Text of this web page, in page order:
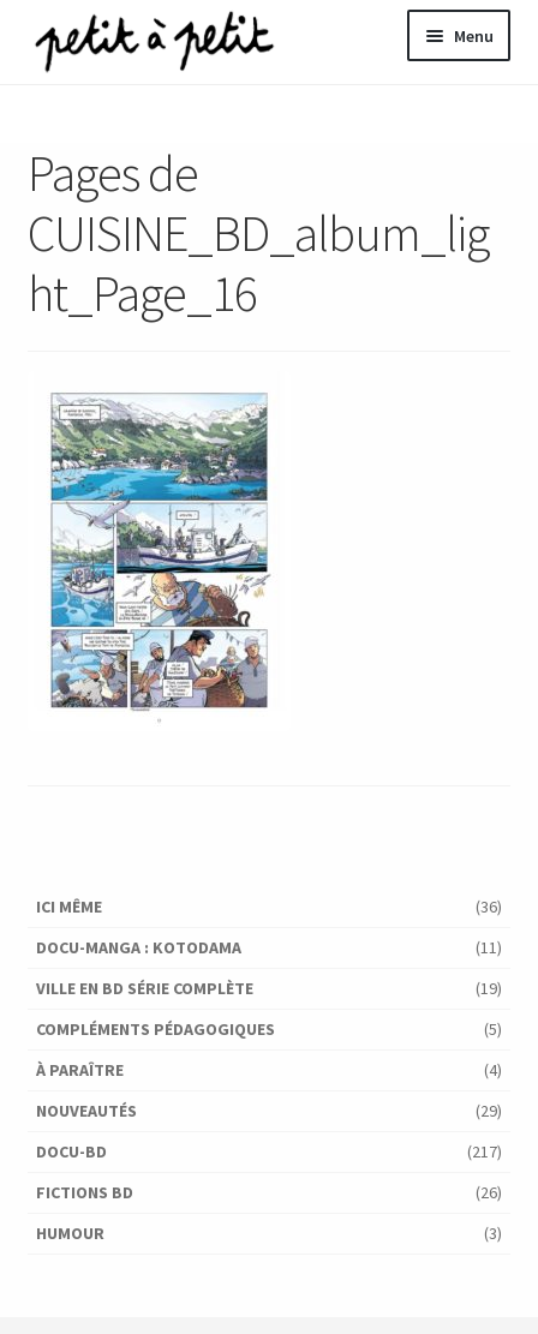
Aller
à
Aller
au
Menu
Pages de
CUISINE_BD_album_lig
ht_Page_16
ICI MÊME
(36)
DOCU-MANGA : KOTODAMA
(11)
VILLE EN BD SÉRIE COMPLÈTE
(19)
COMPLÉMENTS PÉDAGOGIQUES
(5)
À PARAÎTRE
(4)
NOUVEAUTÉS
(29)
DOCU-BD
(217)
FICTIONS BD
(26)
HUMOUR
(3)